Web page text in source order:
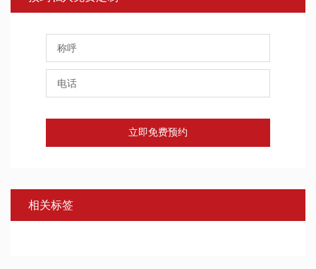
立即免费预约
相关标签